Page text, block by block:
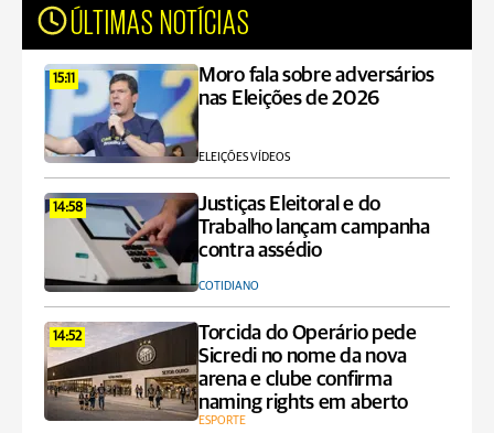
ÚLTIMAS NOTÍCIAS
15:11
Moro fala sobre adversários
nas Eleições de 2026
ELEIÇÕES VÍDEOS
14:58
Justiças Eleitoral e do
Trabalho lançam campanha
contra assédio
COTIDIANO
14:52
Torcida do Operário pede
Sicredi no nome da nova
arena e clube confirma
naming rights em aberto
ESPORTE